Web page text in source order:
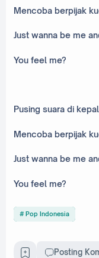
Mencoba berpijak
Just wanna be me
You feel me?
Pusing suara di
Mencoba berpijak
Just wanna be me
You feel me?
Pop Indonesia
Posting